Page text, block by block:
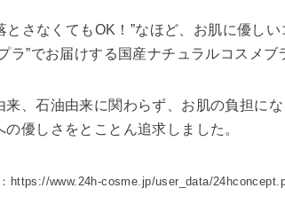
とさなくてもOK！”なほど、お肌に優しい
ラ”でお届けする国産ナチュラルコスメブ
来、石油由来に関わらず、お肌の負担にな
の優しさをとことん追求しました。
https://www.24h-cosme.jp/user_data/